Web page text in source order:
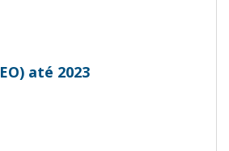
até 2023